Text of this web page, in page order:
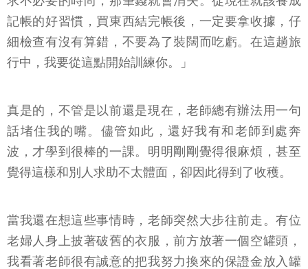
記帳的好習慣，買東西結完帳後，一定要拿收據，仔
細檢查有沒有算錯，不要為了裝闊而吃虧。在這趟旅
行中，我要從這點開始訓練你。」
真是的，不管是以前還是現在，老師總有辦法用一句
話堵住我的嘴。儘管如此，還好我有和老師到處奔
波，才學到很棒的一課。明明剛剛覺得很麻煩，甚至
覺得這樣和別人求助不太體面，卻因此得到了收穫。
當我還在想這些事情時，老師突然大步往前走。有位
老婦人身上披著破舊的衣服，前方放著一個空罐頭，
我看著老師很有誠意的把我努力換來的保證金放入罐